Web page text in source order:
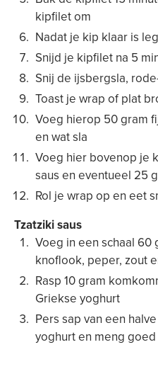
kipfilet om
Nadat je kip klaar is
Snijd je kipfilet na 5
Snij de ijsbergsla,
Toast je wrap of plat
Voeg hierop 50 gram
en wat sla
Voeg hier bovenop je
saus en eventueel 25
Rol je wrap op en eet
Tzatziki saus
Voeg in een schaal 60
knoflook, peper, zout
Rasp 10 gram
Griekse yoghurt
Pers sap van een
yoghurt en meng